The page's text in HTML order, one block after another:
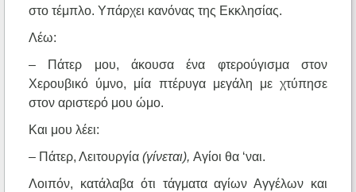
στο τέμπλο. Υπάρχει κανόνας της Εκκλησίας.
Λέω:
– Πάτερ μου, άκουσα ένα φτερούγισμα στον
Χερουβικό ύμνο, μία πτέρυγα μεγάλη με χτύπησε
στον αριστερό μου ώμο.
Και μου λέει:
– Πάτερ, Λειτουργία (γίνεται), Αγίοι θα ‘ναι.
Λοιπόν, κατάλαβα ότι τάγματα αγίων Αγγέλων και